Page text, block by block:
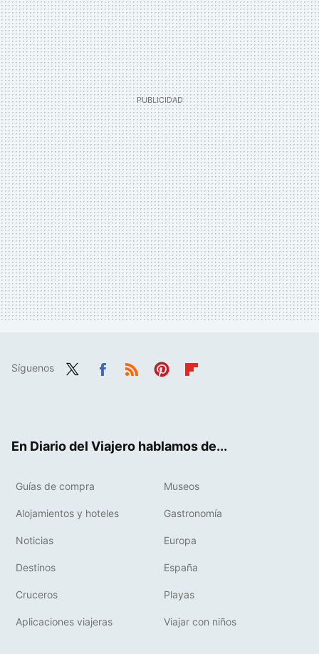
Síguenos
En Diario del Viajero hablamos de...
Guías de compra Museos
Alojamientos y hoteles Gastronomía
Noticias Europa
Destinos España
Cruceros Playas
Aplicaciones viajeras Viajar con niños